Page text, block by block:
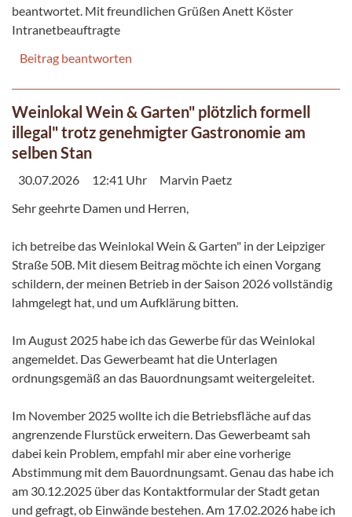
beantwortet. Mit freundlichen Grüßen Anett Köster
Intranetbeauftragte
Beitrag beantworten
Weinlokal Wein & Garten" plötzlich formell
illegal" trotz genehmigter Gastronomie am
selben Stan
30.07.2026 12:41 Uhr
Marvin Paetz
Sehr geehrte Damen und Herren,
ich betreibe das Weinlokal Wein & Garten" in der Leipziger
Straße 50B. Mit diesem Beitrag möchte ich einen Vorgang
schildern, der meinen Betrieb in der Saison 2026 vollständig
lahmgelegt hat, und um Aufklärung bitten.
Im August 2025 habe ich das Gewerbe für das Weinlokal
angemeldet. Das Gewerbeamt hat die Unterlagen
ordnungsgemäß an das Bauordnungsamt weitergeleitet.
Im November 2025 wollte ich die Betriebsfläche auf das
angrenzende Flurstück erweitern. Das Gewerbeamt sah
dabei kein Problem, empfahl mir aber eine vorherige
Abstimmung mit dem Bauordnungsamt. Genau das habe ich
am 30.12.2025 über das Kontaktformular der Stadt getan
und gefragt, ob Einwände bestehen. Am 17.02.2026 habe ich